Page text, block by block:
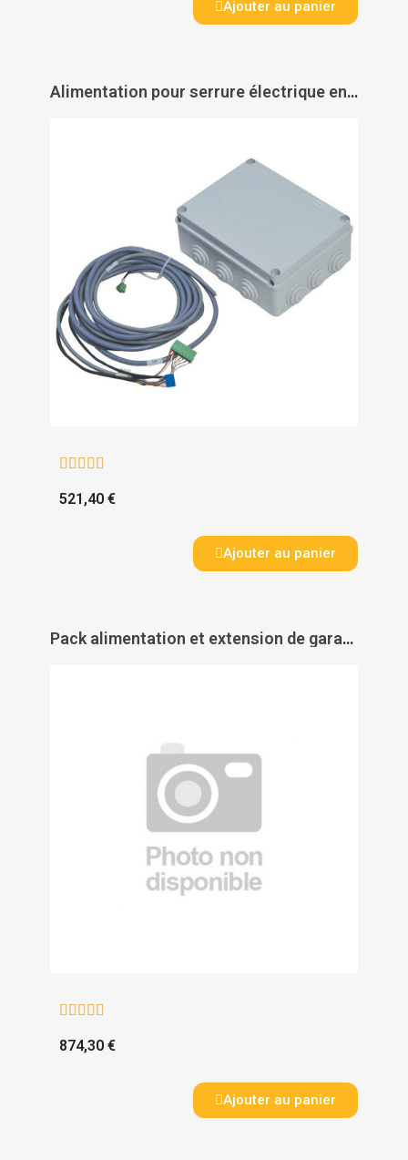
Ajouter au panier
Alimentation pour serrure électrique en applique motorisée DAS type e-DAS 2V - SERSYS
    
521,40 €
Ajouter au panier
Pack alimentation et extension de garantie e-DAS - SERSYS
    
874,30 €
Ajouter au panier